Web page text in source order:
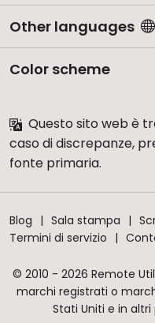
Other languages
Color scheme
Questo sito web è
caso di discrepanze,
fonte primaria.
Blog Sala stampa
Termini di servizio
© 2010 - 2026 Remote
marchi registrati o
Stati Uniti e in